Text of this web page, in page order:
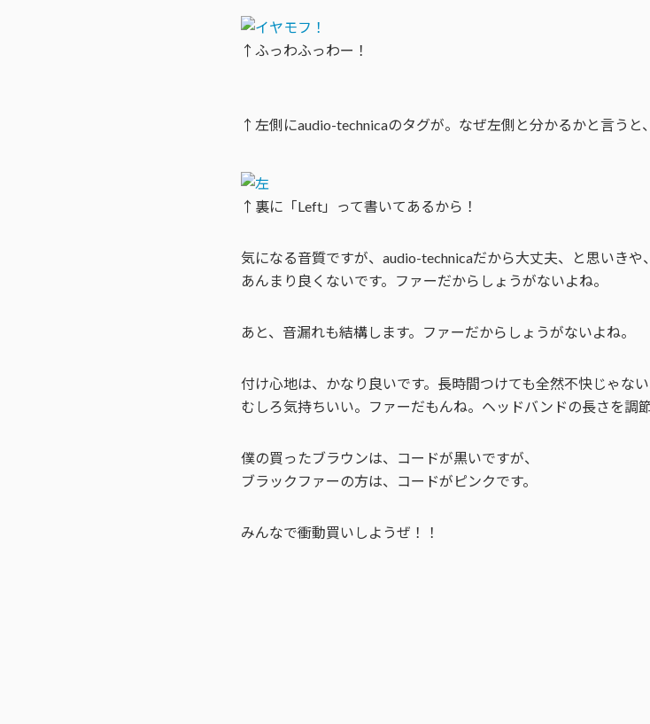
↑ふっわふっわー！
↑左側にaudio-technicaのタグが。なぜ左側と分かるかと言うと、
↑裏に「Left」って書いてあるから！
気になる音質ですが、audio-technicaだから大丈夫、と思いきや、
あんまり良くないです。ファーだからしょうがないよね。
あと、音漏れも結構します。ファーだからしょうがないよね。
付け心地は、かなり良いです。長時間つけても全然不快じゃない
むしろ気持ちいい。ファーだもんね。ヘッドバンドの長さを調
僕の買ったブラウンは、コードが黒いですが、
ブラックファーの方は、コードがピンクです。
みんなで衝動買いしようぜ！！